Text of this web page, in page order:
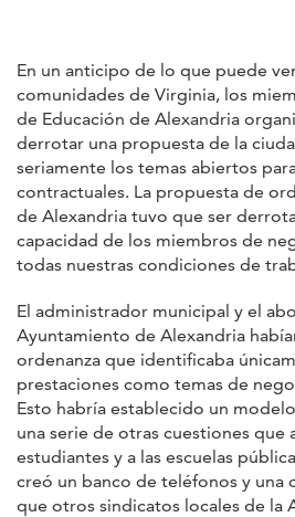
En un anticipo de lo que puede
comunidades de Virginia, los
de Educación de Alexandria
derrotar una propuesta de la
seriamente los temas abiertos
contractuales. La propuesta de
de Alexandria tuvo que ser
capacidad de los miembros de
todas nuestras condiciones de
El administrador municipal y el
Ayuntamiento de Alexandria
ordenanza que identificaba
prestaciones como temas de
Esto habría establecido un
una serie de otras cuestiones que
estudiantes y a las escuelas
creó un banco de teléfonos y una
que otros sindicatos locales de la